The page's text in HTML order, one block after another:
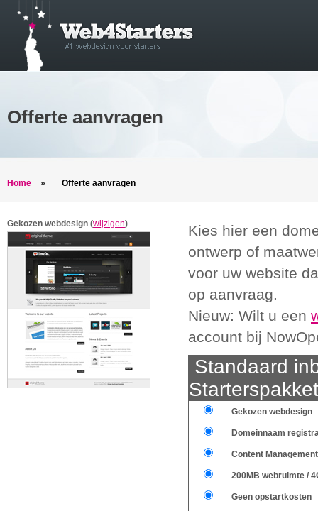
Offerte aanvragen
Home » Offerte aanvragen
Gekozen webdesign (wijzigen)
Kies hier een
ontwerp of
voor uw website
op aanvraag.
Nieuw: Wilt u een
account bij
Standaard
Gekozen webdesign
Domeinnaam
Content
200MB webruimte /
Geen opstartkosten